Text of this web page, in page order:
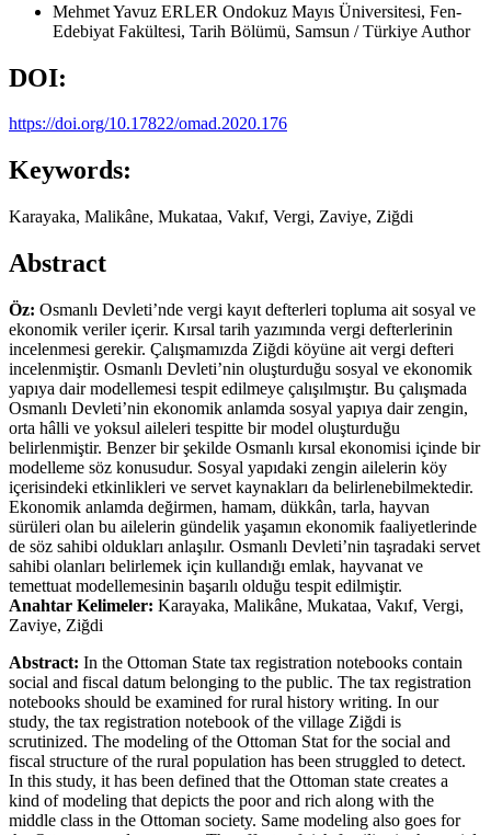
Mehmet Yavuz ERLER Ondokuz Mayıs Üniversitesi, Fen-
Edebiyat Fakültesi, Tarih Bölümü, Samsun / Türkiye Author
DOI:
https://doi.org/10.17822/omad.2020.176
Keywords:
Karayaka, Malikâne, Mukataa, Vakıf, Vergi, Zaviye, Ziğdi
Abstract
Öz: Osmanlı Devleti’nde vergi kayıt defterleri topluma ait sosyal ve
ekonomik veriler içerir. Kırsal tarih yazımında vergi defterlerinin
incelenmesi gerekir. Çalışmamızda Ziğdi köyüne ait vergi defteri
incelenmiştir. Osmanlı Devleti’nin oluşturduğu sosyal ve ekonomik
yapıya dair modellemesi tespit edilmeye çalışılmıştır. Bu çalışmada
Osmanlı Devleti’nin ekonomik anlamda sosyal yapıya dair zengin,
orta hâlli ve yoksul aileleri tespitte bir model oluşturduğu
belirlenmiştir. Benzer bir şekilde Osmanlı kırsal ekonomisi içinde bir
modelleme söz konusudur. Sosyal yapıdaki zengin ailelerin köy
içerisindeki etkinlikleri ve servet kaynakları da belirlenebilmektedir.
Ekonomik anlamda değirmen, hamam, dükkân, tarla, hayvan
sürüleri olan bu ailelerin gündelik yaşamın ekonomik faaliyetlerinde
de söz sahibi oldukları anlaşılır. Osmanlı Devleti’nin taşradaki servet
sahibi olanları belirlemek için kullandığı emlak, hayvanat ve
temettuat modellemesinin başarılı olduğu tespit edilmiştir.
Anahtar Kelimeler: Karayaka, Malikâne, Mukataa, Vakıf, Vergi,
Zaviye, Ziğdi
Abstract: In the Ottoman State tax registration notebooks contain
social and fiscal datum belonging to the public. The tax registration
notebooks should be examined for rural history writing. In our
study, the tax registration notebook of the village Ziğdi is
scrutinized. The modeling of the Ottoman Stat for the social and
fiscal structure of the rural population has been struggled to detect.
In this study, it has been defined that the Ottoman state creates a
kind of modeling that depicts the poor and rich along with the
middle class in the Ottoman society. Same modeling also goes for